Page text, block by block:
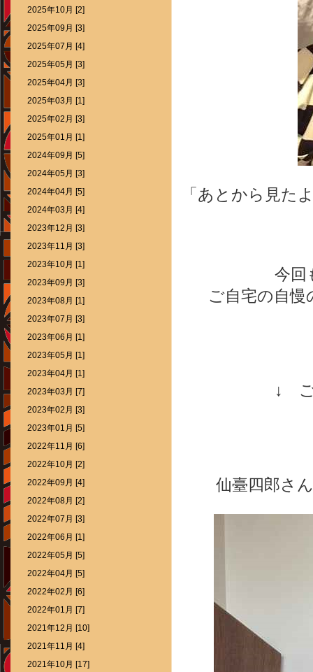
「あとから見た
今回
ご自宅の自慢
↓ ご
仙臺四郎さ
2025年10月 [2]
2025年09月 [3]
2025年07月 [4]
2025年05月 [3]
2025年04月 [3]
2025年03月 [1]
2025年02月 [3]
2025年01月 [1]
2024年09月 [5]
2024年05月 [3]
2024年04月 [5]
2024年03月 [4]
2023年12月 [3]
2023年11月 [3]
2023年10月 [1]
2023年09月 [3]
2023年08月 [1]
2023年07月 [3]
2023年06月 [1]
2023年05月 [1]
2023年04月 [1]
2023年03月 [7]
2023年02月 [3]
2023年01月 [5]
2022年11月 [6]
2022年10月 [2]
2022年09月 [4]
2022年08月 [2]
2022年07月 [3]
2022年06月 [1]
2022年05月 [5]
2022年04月 [5]
2022年02月 [6]
2022年01月 [7]
2021年12月 [10]
2021年11月 [4]
2021年10月 [17]